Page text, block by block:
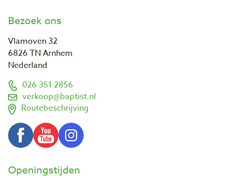
Bezoek ons
Vlamoven 32
6826 TN Arnhem
Nederland
026 351 2856
verkoop@baptist.nl
Routebeschrijving
Openingstijden